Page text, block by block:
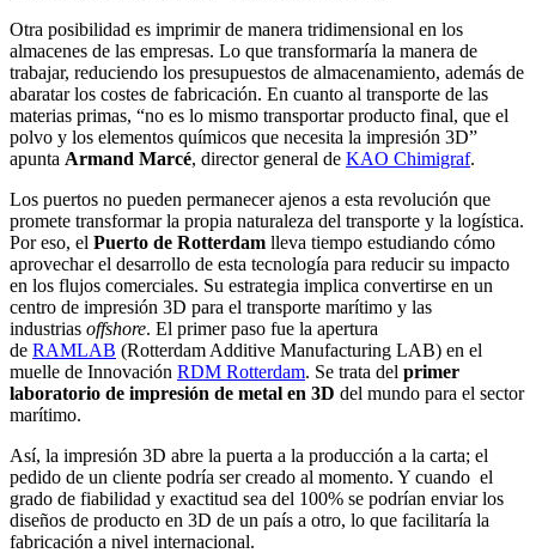
Otra posibilidad es imprimir de manera tridimensional en los
almacenes de las empresas. Lo que transformaría la manera de
trabajar, reduciendo los presupuestos de almacenamiento, además de
abaratar los costes de fabricación. En cuanto al transporte de las
materias primas, “no es lo mismo transportar producto final, que el
polvo y los elementos químicos que necesita la impresión 3D”
apunta Armand Marcé, director general de KAO Chimigraf.
Los puertos no pueden permanecer ajenos a esta revolución que
promete transformar la propia naturaleza del transporte y la logística.
Por eso, el Puerto de Rotterdam lleva tiempo estudiando cómo
aprovechar el desarrollo de esta tecnología para reducir su impacto
en los flujos comerciales. Su estrategia implica convertirse en un
centro de impresión 3D para el transporte marítimo y las
industrias offshore. El primer paso fue la apertura
de RAMLAB (Rotterdam Additive Manufacturing LAB) en el
muelle de Innovación RDM Rotterdam. Se trata del primer
laboratorio de impresión de metal en 3D del mundo para el sector
marítimo.
Así, la impresión 3D abre la puerta a la producción a la carta; el
pedido de un cliente podría ser creado al momento. Y cuando el
grado de fiabilidad y exactitud sea del 100% se podrían enviar los
diseños de producto en 3D de un país a otro, lo que facilitaría la
fabricación a nivel internacional.